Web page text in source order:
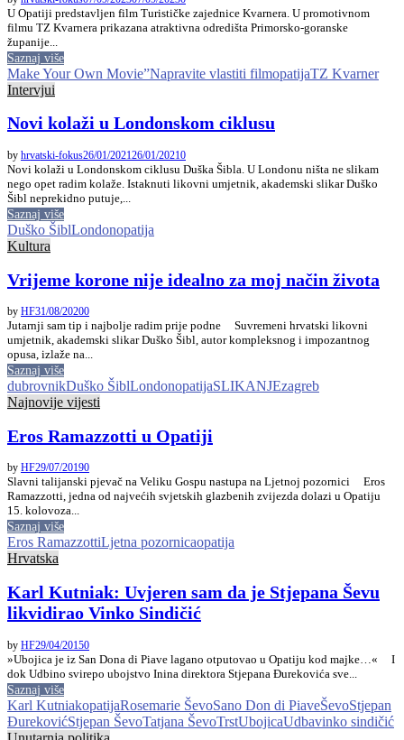
U Opatiji predstavljen film Turističke zajednice Kvarnera. U promotivnom
filmu TZ Kvarnera prikazana atraktivna odredišta Primorsko-goranske
županije...
Saznaj više
Make Your Own Movie”Napravite vlastiti filmopatijaTZ Kvarner
Intervjui
Novi kolaži u Londonskom ciklusu
by hrvatski-fokus26/01/202126/01/20210
Novi kolaži u Londonskom ciklusu Duška Šibla. U Londonu ništa ne slikam
nego opet radim kolaže. Istaknuti likovni umjetnik, akademski slikar Duško
Šibl neprekidno putuje,...
Saznaj više
Duško ŠiblLondonopatija
Kultura
Vrijeme korone nije idealno za moj način života
by HF31/08/20200
Jutarnji sam tip i najbolje radim prije podne Suvremeni hrvatski likovni
umjetnik, akademski slikar Duško Šibl, autor kompleksnog i impozantnog
opusa, izlaže na...
Saznaj više
dubrovnikDuško ŠiblLondonopatijaSLIKANJEzagreb
Najnovije vijesti
Eros Ramazzotti u Opatiji
by HF29/07/20190
Slavni talijanski pjevač na Veliku Gospu nastupa na Ljetnoj pozornici Eros
Ramazzotti, jedna od najvećih svjetskih glazbenih zvijezda dolazi u Opatiju
15. kolovoza...
Saznaj više
Eros RamazzottiLjetna pozornicaopatija
Hrvatska
Karl Kutniak: Uvjeren sam da je Stjepana Ševu
likvidirao Vinko Sindičić
by HF29/04/20150
»Ubojica je iz San Dona di Piave lagano otputovao u Opatiju kod majke…« I
dok Udbino svirepo ubojstvo Inina direktora Stjepana Đurekovića sve...
Saznaj više
Karl KutniakopatijaRosemarie ŠevoSano Don di PiaveŠevoStjepan
ĐurekovićStjepan ŠevoTatjana ŠevoTrstUbojicaUdbavinko sindičić